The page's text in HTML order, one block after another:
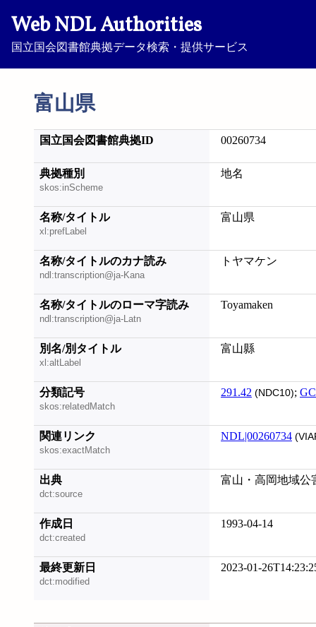
Web NDL Authorities
国立国会図書館典拠データ検索・提供サービス
富山県
国立国会図書館典拠ID 00260734
典拠種別
skos:inScheme
地名
名称/タイトル
xl:prefLabel
富山県
名称/タイトルのカナ読み
ndl:transcription@ja-Kana
トヤマケン
名称/タイトルのローマ字読み
ndl:transcription@ja-Latn
Toyamaken
別名/別タイトル
xl:altLabel
富山縣
分類記号
skos:relatedMatch
291.42 (NDC10);
関連リンク
skos:exactMatch
NDL|00260734
出典
dct:source
富山・高岡地域公
作成日
dct:created
1993-04-14
最終更新日
dct:modified
2023-01-